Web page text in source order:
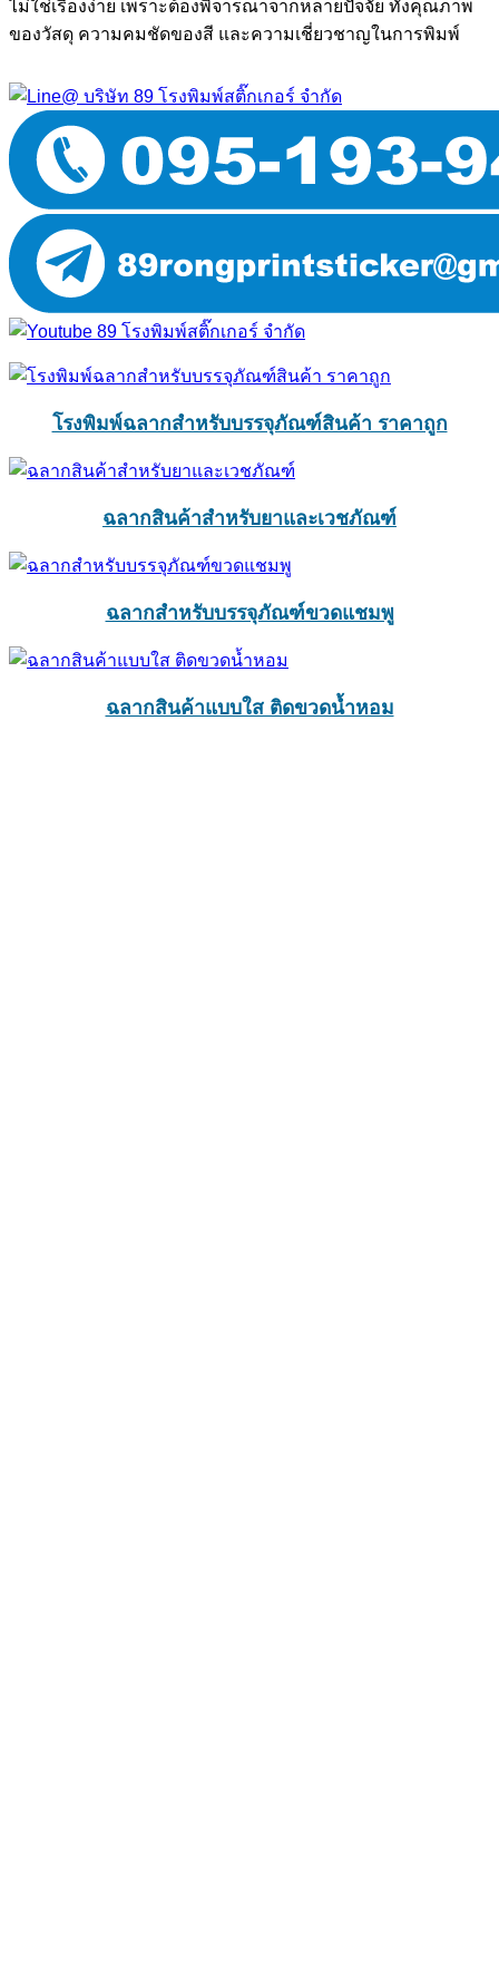
ไม่ใช่เรื่องง่าย เพราะต้องพิจารณาจากหลายปัจจัย ทั้งคุณภาพ
ของวัสดุ ความคมชัดของสี และความเชี่ยวชาญในการพิมพ์
โรงพิมพ์ฉลากสำหรับบรรจุภัณฑ์สินค้า ราคาถูก
ฉลากสินค้าสำหรับยาและเวชภัณฑ์
ฉลากสำหรับบรรจุภัณฑ์ขวดแชมพู
ฉลากสินค้าแบบใส ติดขวดน้ำหอม